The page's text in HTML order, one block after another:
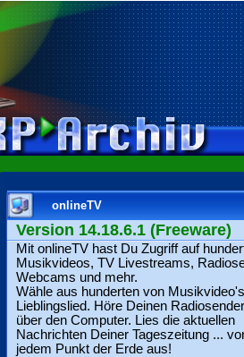
onlineTV
Version 14.18.6.1 (Freeware)
Mit onlineTV hast Du Zugriff auf
Musikvideos, TV Livestreams,
Webcams und mehr.
Wähle aus hunderten von
Lieblingslied. Höre Deinen
über den Computer. Lies die aktuellen
Nachrichten Deiner Tageszeitung ...
jedem Punkt der Erde aus!